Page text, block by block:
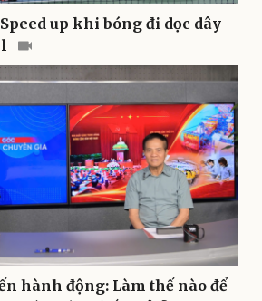
Công nghệ
Sành điệu
Tin Công nghệ
Trải nghiệm
Chuyển đổi số
up khi bóng đi dọc dây
hành động: Làm thế nào để